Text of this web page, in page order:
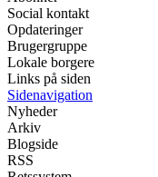
Social kontakt
Opdateringer
Brugergruppe
Lokale borgere
Links på siden
Sidenavigation
Nyheder
Arkiv
Blogside
RSS